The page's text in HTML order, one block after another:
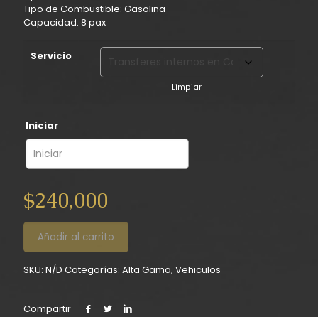
Tipo de Combustible: Gasolina
Capacidad: 8 pax
Servicio
Limpiar
Iniciar
$240,000
Añadir al carrito
SKU: N/D Categorías: Alta Gama, Vehiculos
Compartir